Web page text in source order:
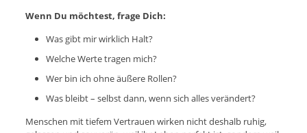
Wenn Du möchtest, frage Dich:
Was gibt mir wirklich Halt?
Welche Werte tragen mich?
Wer bin ich ohne äußere Rollen?
Was bleibt – selbst dann, wenn sich alles verändert?
Menschen mit tiefem Vertrauen wirken nicht deshalb ruhig,